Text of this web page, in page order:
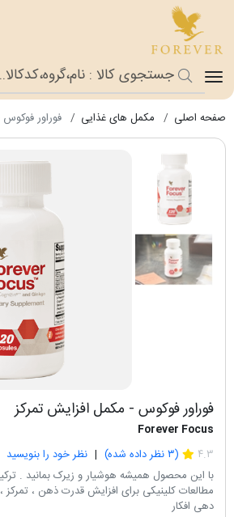
صفحه اصلی مکمل های غذایی فوراور
فوراور فوکوس - مکمل افزایش تمرکز
Forever Focus
۴.۳
(۳نظر داده شده)
نظر خود را بنویسید
با این محصول همیشه هوشیار و زیرک بمانید .
مطالعات کلینیکی برای افزایش قدرت ذهن ،
دهی افکار